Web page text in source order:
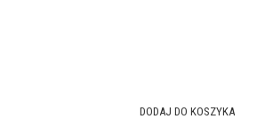
DODAJ DO KOSZYKA